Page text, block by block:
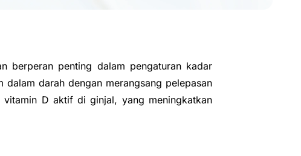
berperan penting dalam pengaturan kadar
darah dengan merangsang pelepasan
D aktif di ginjal, yang meningkatkan